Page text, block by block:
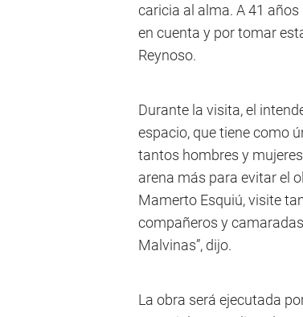
caricia al alma. A 41
en cuenta y por tomar
Reynoso.
Durante la visita, el
espacio, que tiene como
tantos hombres y
arena más para evitar el
Mamerto Esquiú, visite
compañeros y
Malvinas”, dijo.
La obra será ejecutada